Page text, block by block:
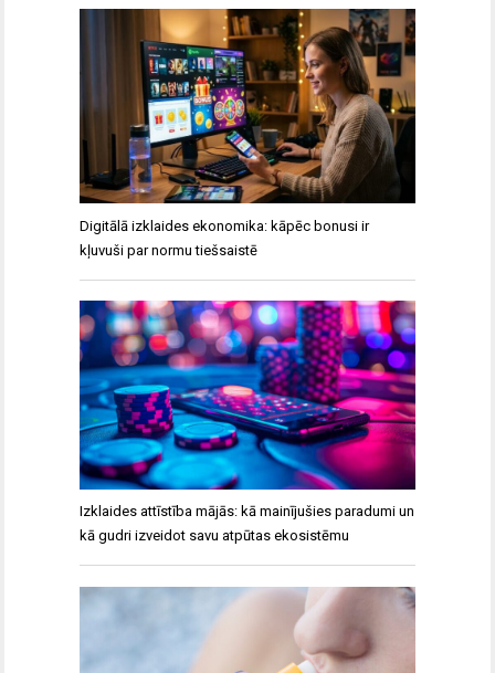
Digitālā izklaides ekonomika: kāpēc bonusi ir
kļuvuši par normu tiešsaistē
Izklaides attīstība mājās: kā mainījušies paradumi un
kā gudri izveidot savu atpūtas ekosistēmu